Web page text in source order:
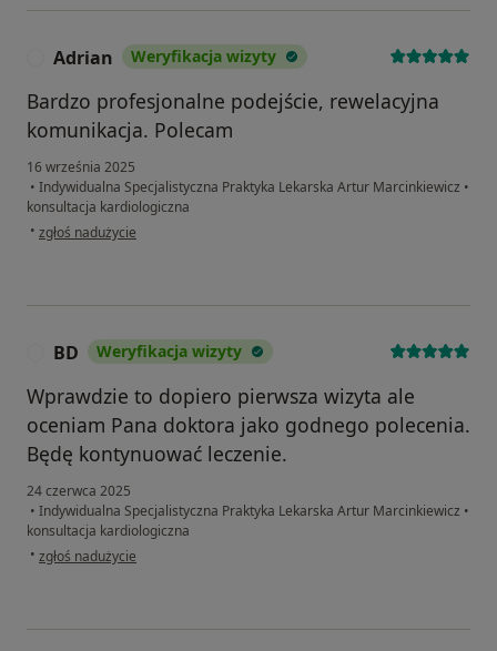
Adrian Weryfikacja wizyty
Bardzo profesjonalne podejście, rewelacyjna
komunikacja. Polecam
16 września 2025
• Indywidualna Specjalistyczna Praktyka Lekarska Artur Marcinkiewicz •
konsultacja kardiologiczna
• w opinii użytkownika Adrian
zgłoś nadużycie
BD Weryfikacja wizyty
Wprawdzie to dopiero pierwsza wizyta ale
oceniam Pana doktora jako godnego polecenia.
Będę kontynuować leczenie.
24 czerwca 2025
• Indywidualna Specjalistyczna Praktyka Lekarska Artur Marcinkiewicz •
konsultacja kardiologiczna
• w opinii użytkownika BD
zgłoś nadużycie